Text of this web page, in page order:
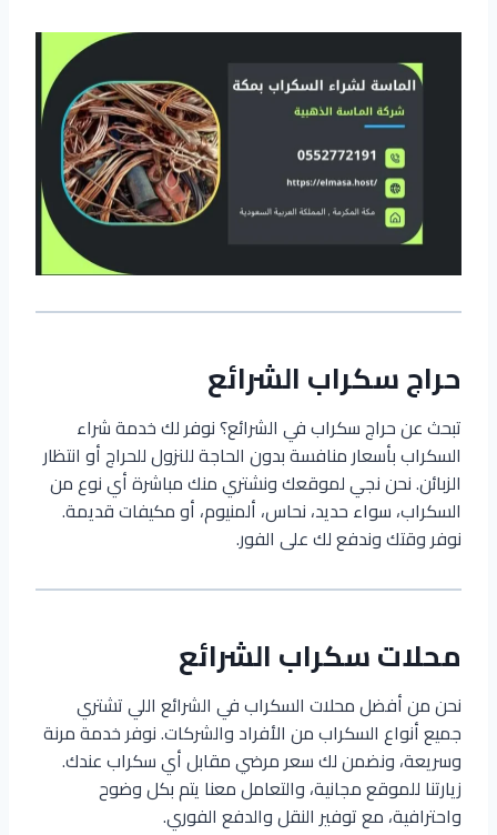
حراج سكراب الشرائع
تبحث عن حراج سكراب في الشرائع؟ نوفر لك خدمة شراء
السكراب بأسعار منافسة بدون الحاجة للنزول للحراج أو انتظار
الزبائن. نحن نجي لموقعك ونشتري منك مباشرة أي نوع من
السكراب، سواء حديد، نحاس، ألمنيوم، أو مكيفات قديمة.
نوفر وقتك وندفع لك على الفور.
محلات سكراب الشرائع
نحن من أفضل محلات السكراب في الشرائع اللي تشتري
جميع أنواع السكراب من الأفراد والشركات. نوفر خدمة مرنة
وسريعة، ونضمن لك سعر مرضي مقابل أي سكراب عندك.
زيارتنا للموقع مجانية، والتعامل معنا يتم بكل وضوح
واحترافية، مع توفير النقل والدفع الفوري.